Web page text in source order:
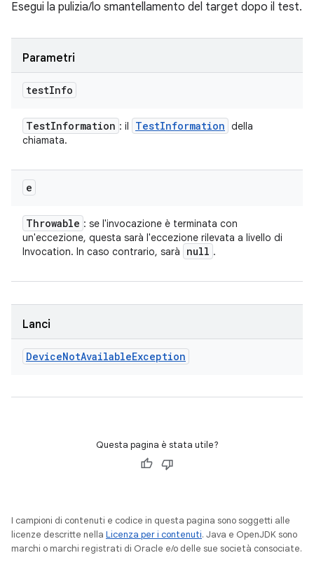
Esegui la pulizia/lo smantellamento del target dopo il test.
Parametri
testInfo
TestInformation : il TestInformation della
chiamata.
e
Throwable : se l'invocazione è terminata con
un'eccezione, questa sarà l'eccezione rilevata a livello di
Invocation. In caso contrario, sarà
null .
Lanci
DeviceNotAvailableException
Questa pagina è stata utile?
I campioni di contenuti e codice in questa pagina sono soggetti alle
licenze descritte nella Licenza per i contenuti. Java e OpenJDK sono
marchi o marchi registrati di Oracle e/o delle sue società consociate.